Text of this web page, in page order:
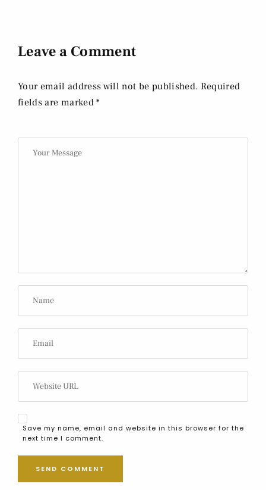
Leave a Comment
Your email address will not be published. Required
fields are marked *
Save my name, email and website in this browser for the
next time I comment.